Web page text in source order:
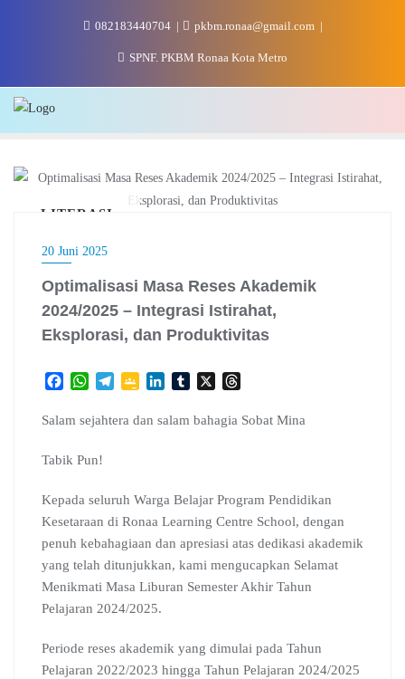
082183440704 pkbm.ronaa@gmail.com
SPNF. PKBM Ronaa Kota Metro
LITERASI
20 Juni 2025
Optimalisasi Masa Reses Akademik
2024/2025 – Integrasi Istirahat,
Eksplorasi, dan Produktivitas
c
b
k
W
a
p
l
m
G
o
l
a
s
s
r
o
n
n
m
X
r
Salam sejahtera dan salam bahagia Sobat Mina
Tabik Pun!
Kepada seluruh Warga Belajar Program Pendidikan
Kesetaraan di Ronaa Learning Centre School, dengan
penuh kebahagiaan dan apresiasi atas dedikasi akademik
yang telah ditunjukkan, kami mengucapkan Selamat
Menikmati Masa Liburan Semester Akhir Tahun
Pelajaran 2024/2025.
Periode reses akademik yang dimulai pada Tahun
Pelajaran 2022/2023 hingga Tahun Pelajaran 2024/2025